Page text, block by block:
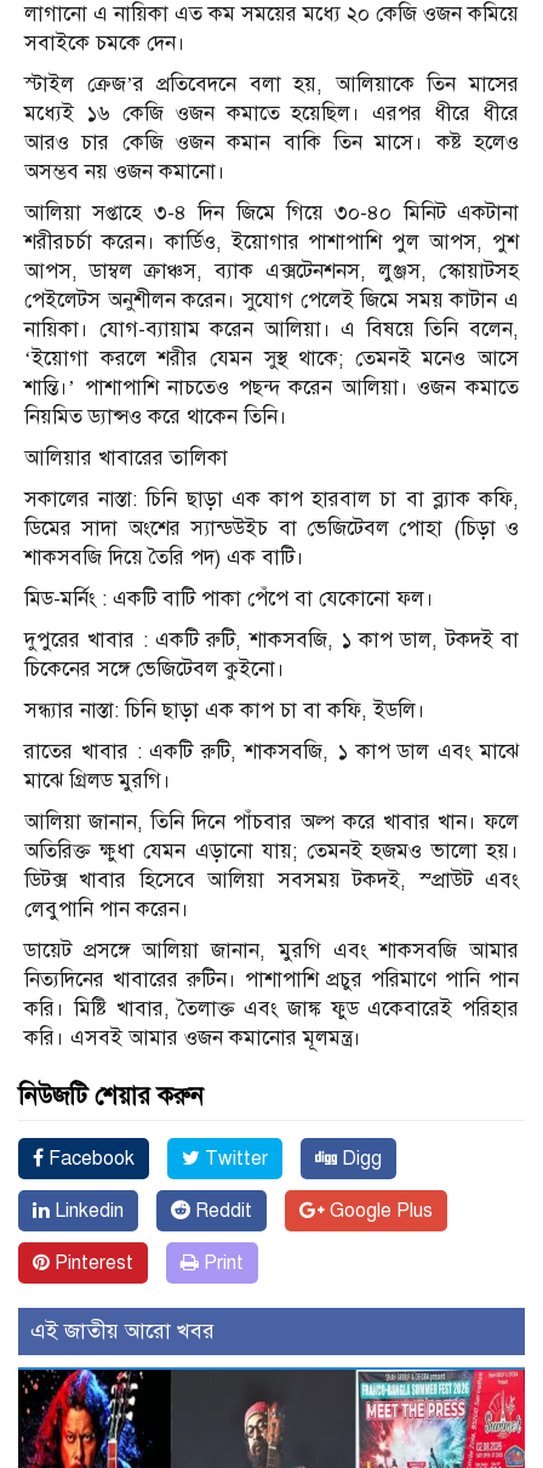
লাগানো এ নায়িকা এত কম সময়ের মধ্যে ২০ কেজি ওজন কমিয়ে
সবাইকে চমকে দেন।
স্টাইল ক্রেজ’র প্রতিবেদনে বলা হয়, আলিয়াকে তিন মাসের
মধ্যেই ১৬ কেজি ওজন কমাতে হয়েছিল। এরপর ধীরে ধীরে
আরও চার কেজি ওজন কমান বাকি তিন মাসে। কষ্ট হলেও
অসম্ভব নয় ওজন কমানো।
আলিয়া সপ্তাহে ৩-৪ দিন জিমে গিয়ে ৩০-৪০ মিনিট একটানা
শরীরচর্চা করেন। কার্ডিও, ইয়োগার পাশাপাশি পুল আপস, পুশ
আপস, ডাম্বল ক্রাঞ্চস, ব্যাক এক্সটেনশনস, লুঞ্জস, স্কোয়াটসহ
পেইলেটস অনুশীলন করেন। সুযোগ পেলেই জিমে সময় কাটান এ
নায়িকা। যোগ-ব্যায়াম করেন আলিয়া। এ বিষয়ে তিনি বলেন,
‘ইয়োগা করলে শরীর যেমন সুস্থ থাকে; তেমনই মনেও আসে
শান্তি।’ পাশাপাশি নাচতেও পছন্দ করেন আলিয়া। ওজন কমাতে
নিয়মিত ড্যান্সও করে থাকেন তিনি।
আলিয়ার খাবারের তালিকা
সকালের নাস্তা: চিনি ছাড়া এক কাপ হারবাল চা বা ব্ল্যাক কফি,
ডিমের সাদা অংশের স্যান্ডউইচ বা ভেজিটেবল পোহা (চিড়া ও
শাকসবজি দিয়ে তৈরি পদ) এক বাটি।
মিড-মর্নিং : একটি বাটি পাকা পেঁপে বা যেকোনো ফল।
দুপুরের খাবার : একটি রুটি, শাকসবজি, ১ কাপ ডাল, টকদই বা
চিকেনের সঙ্গে ভেজিটেবল কুইনো।
সন্ধ্যার নাস্তা: চিনি ছাড়া এক কাপ চা বা কফি, ইডলি।
রাতের খাবার : একটি রুটি, শাকসবজি, ১ কাপ ডাল এবং মাঝে
মাঝে গ্রিলড মুরগি।
আলিয়া জানান, তিনি দিনে পাঁচবার অল্প করে খাবার খান। ফলে
অতিরিক্ত ক্ষুধা যেমন এড়ানো যায়; তেমনই হজমও ভালো হয়।
ডিটক্স খাবার হিসেবে আলিয়া সবসময় টকদই, স্প্রাউট এবং
লেবুপানি পান করেন।
ডায়েট প্রসঙ্গে আলিয়া জানান, মুরগি এবং শাকসবজি আমার
নিত্যদিনের খাবারের রুটিন। পাশাপাশি প্রচুর পরিমাণে পানি পান
করি। মিষ্টি খাবার, তৈলাক্ত এবং জাঙ্ক ফুড একেবারেই পরিহার
করি। এসবই আমার ওজন কমানোর মূলমন্ত্র।
নিউজটি শেয়ার করুন
Facebook Twitter Digg
Linkedin Reddit Google Plus
Pinterest Print
এই জাতীয় আরো খবর